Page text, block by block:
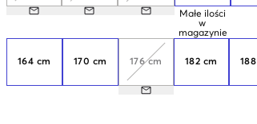
Małe ilości
w
magazynie
164 cm 170 cm 176 cm 182 cm